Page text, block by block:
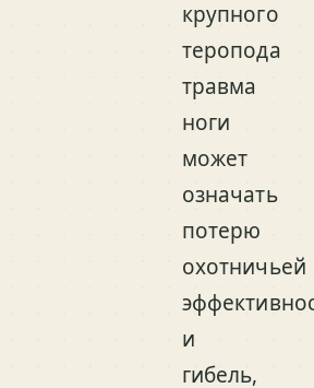
крупного
теропода
травма
ноги
может
означать
потерю
охотничьей
и
гибель,